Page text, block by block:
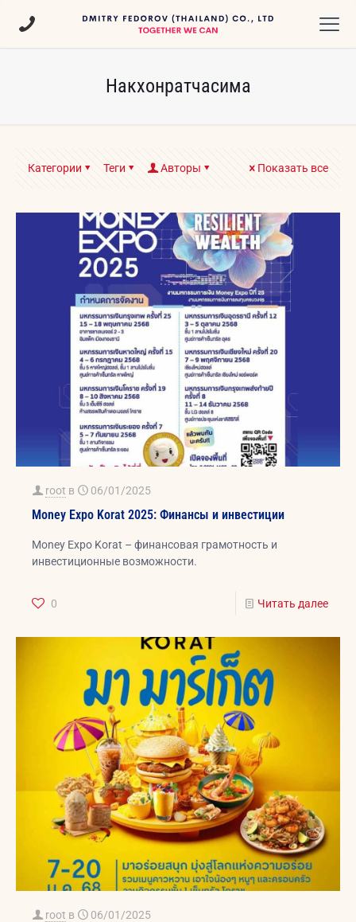
Накхонратчасима
Категории Теги Авторы Показать все
root в 06/01/2025
Money Expo Korat 2025: Финансы и инвестиции
Money Expo Korat – финансовая грамотность и
инвестиционные возможности.
0 Читать далее
root в 06/01/2025